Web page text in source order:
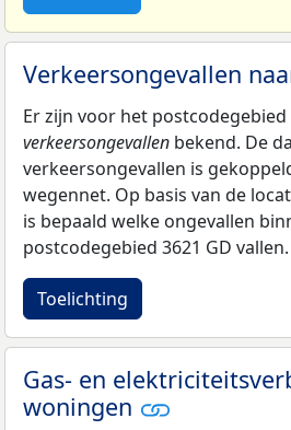
Verkeersongevallen
Er zijn voor het postcodegebied
verkeersongevallen bekend. De
verkeersongevallen is
wegennet. Op basis van de
is bepaald welke ongevallen
postcodegebied 3621 GD vallen.
Toelichting
Gas- en
woningen